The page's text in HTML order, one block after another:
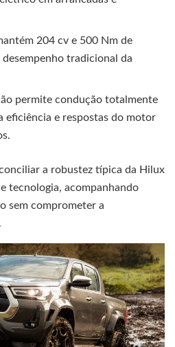
204 cv e 500 Nm de
tradicional da
permite condução totalmente
eficiência e respostas do motor
a robustez típica da Hilux
tecnologia, acompanhando
sem comprometer a